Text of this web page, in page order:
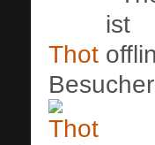
Thot
Besucher